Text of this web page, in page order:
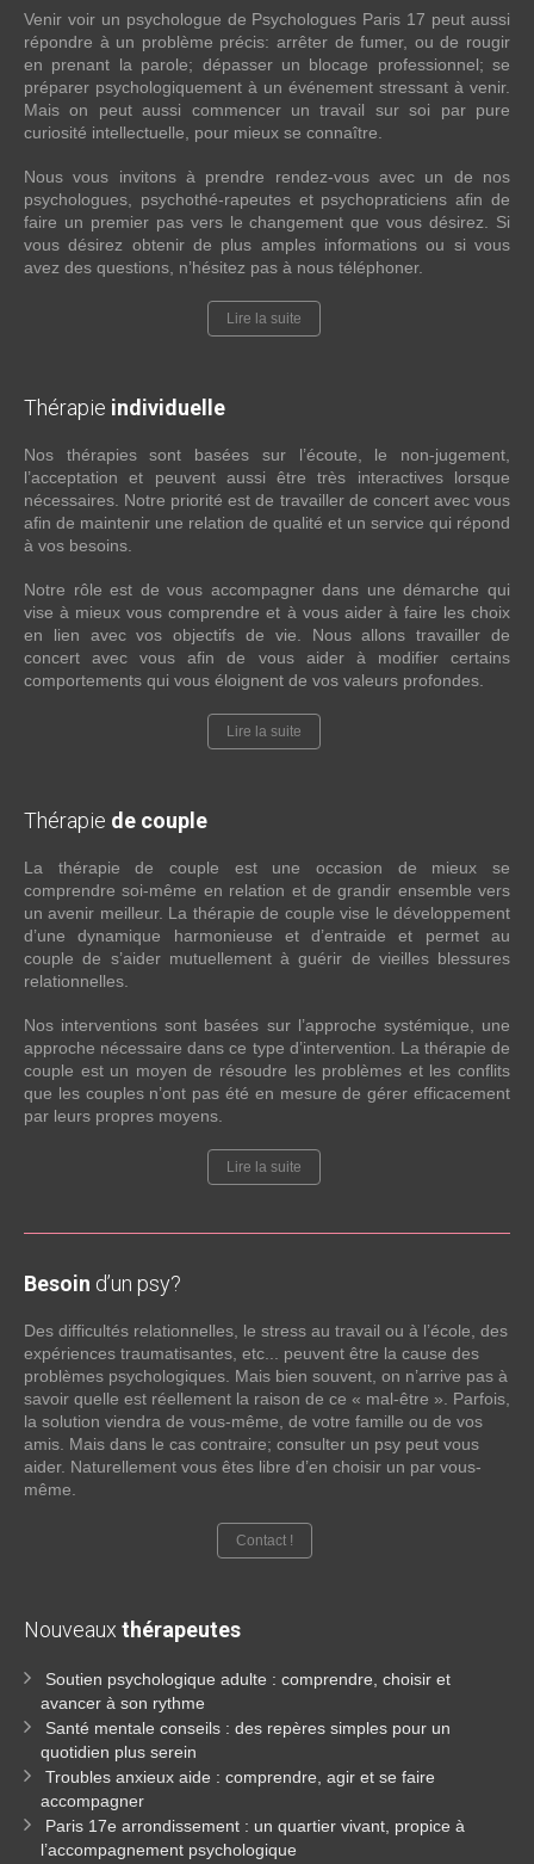
Venir voir un psychologue de Psychologues Paris 17 peut aussi
répondre à un problème précis: arrêter de fumer, ou de rougir
en prenant la parole; dépasser un blocage professionnel; se
préparer psychologiquement à un événement stressant à venir.
Mais on peut aussi commencer un travail sur soi par pure
curiosité intellectuelle, pour mieux se connaître.
Nous vous invitons à prendre rendez-vous avec un de nos
psychologues, psychothé-rapeutes et psychopraticiens afin de
faire un premier pas vers le changement que vous désirez. Si
vous désirez obtenir de plus amples informations ou si vous
avez des questions, n’hésitez pas à nous téléphoner.
Lire la suite
Thérapie individuelle
Nos thérapies sont basées sur l’écoute, le non-jugement,
l’acceptation et peuvent aussi être très interactives lorsque
nécessaires. Notre priorité est de travailler de concert avec vous
afin de maintenir une relation de qualité et un service qui répond
à vos besoins.
Notre rôle est de vous accompagner dans une démarche qui
vise à mieux vous comprendre et à vous aider à faire les choix
en lien avec vos objectifs de vie. Nous allons travailler de
concert avec vous afin de vous aider à modifier certains
comportements qui vous éloignent de vos valeurs profondes.
Lire la suite
Thérapie de couple
La thérapie de couple est une occasion de mieux se
comprendre soi-même en relation et de grandir ensemble vers
un avenir meilleur. La thérapie de couple vise le développement
d’une dynamique harmonieuse et d’entraide et permet au
couple de s’aider mutuellement à guérir de vieilles blessures
relationnelles.
Nos interventions sont basées sur l’approche systémique, une
approche nécessaire dans ce type d’intervention. La thérapie de
couple est un moyen de résoudre les problèmes et les conflits
que les couples n’ont pas été en mesure de gérer efficacement
par leurs propres moyens.
Lire la suite
Besoin d’un psy?
Des difficultés relationnelles, le stress au travail ou à l’école, des
expériences traumatisantes, etc... peuvent être la cause des
problèmes psychologiques. Mais bien souvent, on n’arrive pas à
savoir quelle est réellement la raison de ce « mal-être ». Parfois,
la solution viendra de vous-même, de votre famille ou de vos
amis. Mais dans le cas contraire; consulter un psy peut vous
aider. Naturellement vous êtes libre d’en choisir un par vous-
même.
Contact !
Nouveaux thérapeutes
Soutien psychologique adulte : comprendre, choisir et
avancer à son rythme
Santé mentale conseils : des repères simples pour un
quotidien plus serein
Troubles anxieux aide : comprendre, agir et se faire
accompagner
Paris 17e arrondissement : un quartier vivant, propice à
l’accompagnement psychologique